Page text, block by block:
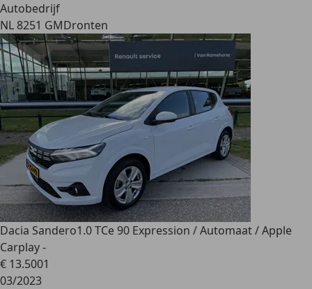
Autobedrijf
NL 8251 GMDronten
Dacia Sandero1.0 TCe 90 Expression / Automaat / Apple
Carplay -
€ 13.5001
03/2023